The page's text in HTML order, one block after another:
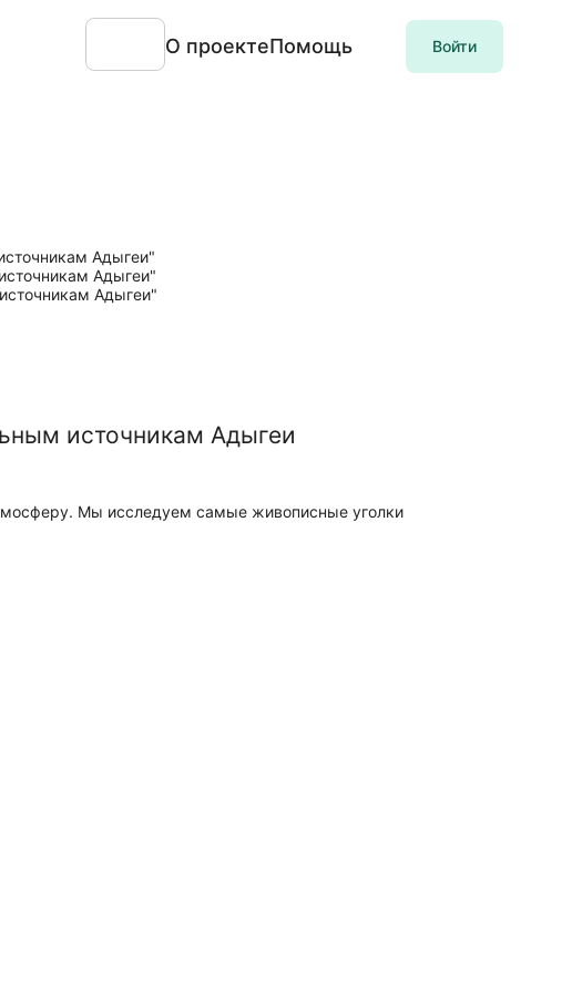
О проектеПомощь Войти
источникам Адыгеи
Мы исследуем самые живописные уголки